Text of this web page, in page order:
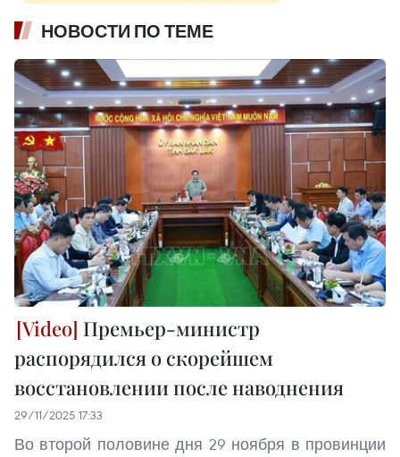
НОВОСТИ ПО ТЕМЕ
Премьер-министр
распорядился о скорейшем
восстановлении после наводнения
29/11/2025 17:33
Во второй половине дня 29 ноября в провинции